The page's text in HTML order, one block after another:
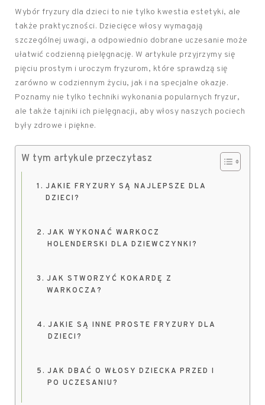
Wybór fryzury dla dzieci to nie tylko kwestia estetyki, ale
także praktyczności. Dziecięce włosy wymagają
szczególnej uwagi, a odpowiednio dobrane uczesanie może
ułatwić codzienną pielęgnację. W artykule przyjrzymy się
pięciu prostym i uroczym fryzurom, które sprawdzą się
zarówno w codziennym życiu, jak i na specjalne okazje.
Poznamy nie tylko techniki wykonania popularnych fryzur,
ale także tajniki ich pielęgnacji, aby włosy naszych pociech
były zdrowe i piękne.
W tym artykule przeczytasz
JAKIE FRYZURY SĄ NAJLEPSZE DLA
DZIECI?
JAK WYKONAĆ WARKOCZ
HOLENDERSKI DLA DZIEWCZYNKI?
JAK STWORZYĆ KOKARDĘ Z
WARKOCZA?
JAKIE SĄ INNE PROSTE FRYZURY DLA
DZIECI?
JAK DBAĆ O WŁOSY DZIECKA PRZED I
PO UCZESANIU?